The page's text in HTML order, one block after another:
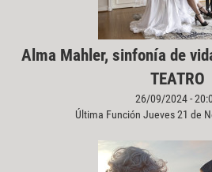
Alma Mahler, sinfonía de
TEATRO
26/09/2024 -
Última Función Jueves 21 de